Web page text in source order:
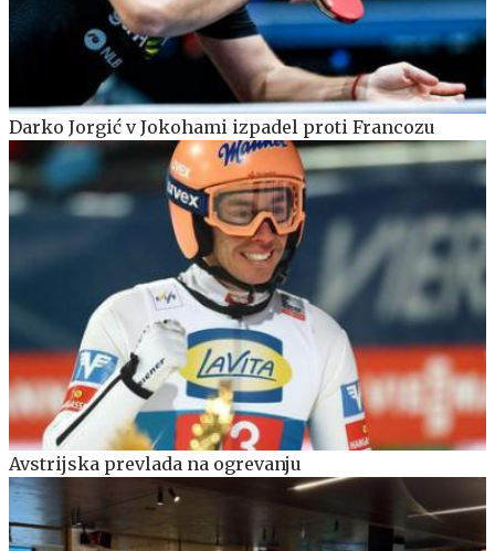
Darko Jorgić v Jokohami izpadel proti Francozu
Avstrijska prevlada na ogrevanju